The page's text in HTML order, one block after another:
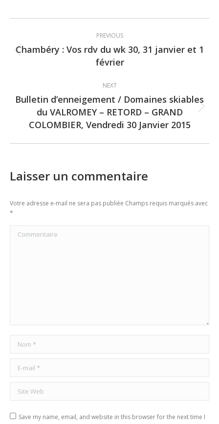
navigation
PREVIOUS
Previous
post:
Chambéry : Vos rdv du wk 30, 31 janvier et 1
février
NEXT
Next
post:
Bulletin d’enneigement / Domaines skiables
du VALROMEY – RETORD – GRAND
COLOMBIER, Vendredi 30 Janvier 2015
Laisser un commentaire
Votre adresse e-mail ne sera pas publiée Champs requis marqués avec
*
Commentaire
Nom *
E-mail *
Site Web
Save my name, email, and website in this browser for the next time I